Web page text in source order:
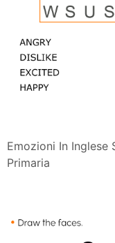
Emozioni In Inglese
Primaria